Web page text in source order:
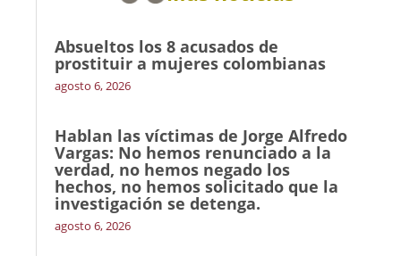
Absueltos los 8 acusados de
prostituir a mujeres colombianas
agosto 6, 2026
Hablan las víctimas de Jorge Alfredo
Vargas: No hemos renunciado a la
verdad, no hemos negado los
hechos, no hemos solicitado que la
investigación se detenga.
agosto 6, 2026